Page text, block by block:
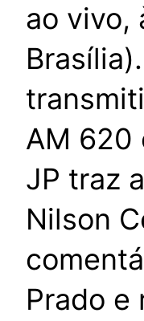
ao vivo,
AM 620
JP traz
Nilson
Prado e